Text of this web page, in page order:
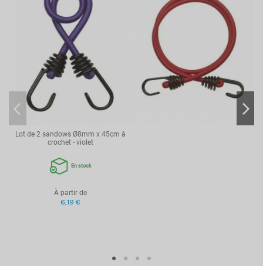
Lot de 2 sandows Ø8mm x 45cm à
crochet - violet
En stock
À partir de
6,19 €